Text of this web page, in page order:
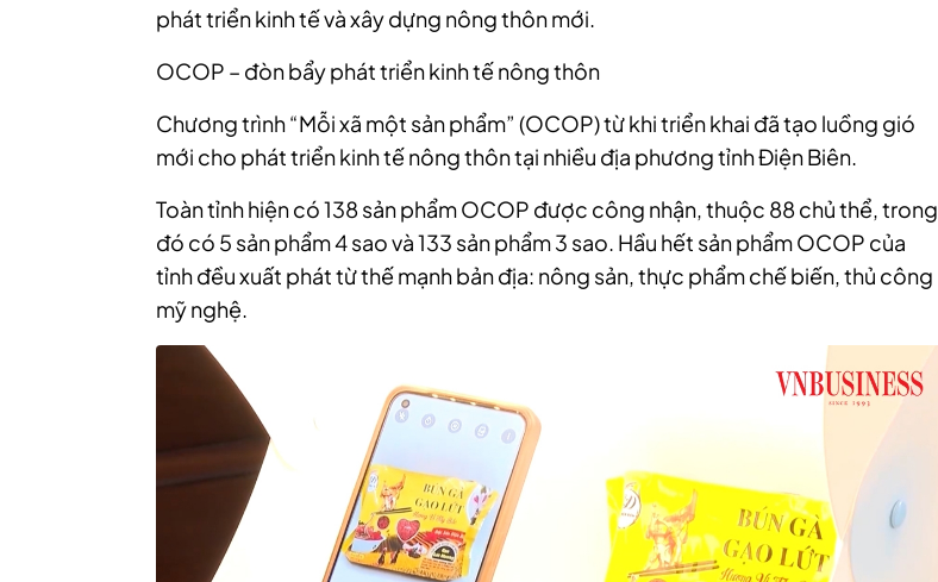
phát triển kinh tế và xây dựng nông thôn mới.
OCOP – đòn bẩy phát triển kinh tế nông thôn
Chương trình “Mỗi xã một sản phẩm” (OCOP) từ khi triển khai đã tạo luồng gió
mới cho phát triển kinh tế nông thôn tại nhiều địa phương tỉnh Điện Biên.
Toàn tỉnh hiện có 138 sản phẩm OCOP được công nhận, thuộc 88 chủ thể, trong
đó có 5 sản phẩm 4 sao và 133 sản phẩm 3 sao. Hầu hết sản phẩm OCOP của
tỉnh đều xuất phát từ thế mạnh bản địa: nông sản, thực phẩm chế biến, thủ công
mỹ nghệ.